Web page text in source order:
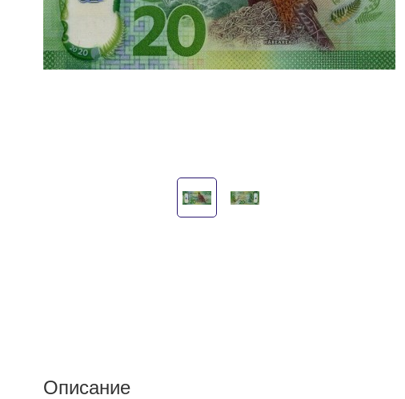
Описание